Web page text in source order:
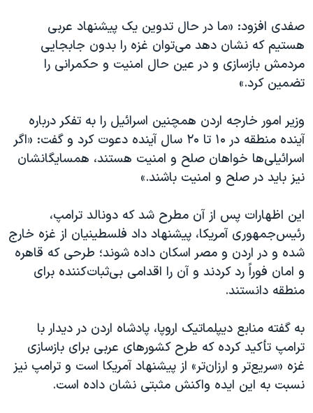
نرگس محمدی برنده جایزه نوبل صلح
همایش محافظه‌کاران آمریکا «سی‌پک»
صفحه‌های ویژه
صفدی افزود: «ما در حال تدوین یک پیشنهاد عربی
هستیم که نشان دهد می‌توان غزه را بدون جابجایی
مردمش بازسازی و در عین‌ حال امنیت و حکمرانی را
تضمین کرد.»
وزیر امور خارجه اردن همچنین اسرائیل را به تفکر درباره
آینده منطقه در ۱۰ تا ۲۰ سال آینده دعوت کرد و گفت: «اگر
اسرائیلی‌ها خواهان صلح و امنیت هستند، همسایگانشان
نیز باید در صلح و امنیت باشند.»
این اظهارات پس از آن مطرح شد که دونالد ترامپ،
رئیس‌جمهوری آمریکا، پیشنهاد داد فلسطینیان از غزه خارج
شده و در اردن و مصر اسکان داده شوند؛ طرحی که قاهره
و امان فوراً رد کردند و آن را اقدامی بی‌ثبات‌کننده برای
منطقه دانستند.
به گفته منابع دیپلماتیک اروپا، پادشاه اردن در دیدار با
ترامپ تأکید کرده که طرح کشورهای عربی برای بازسازی
غزه «سریع‌تر و ارزان‌تر» از پیشنهاد آمریکا است و ترامپ نیز
نسبت به این ایده واکنش مثبتی نشان داده است.